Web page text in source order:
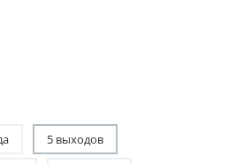
5 выходов